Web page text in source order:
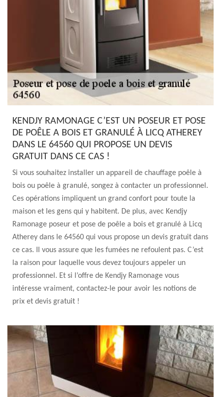
KENDJY RAMONAGE C’EST UN POSEUR ET POSE
DE POÊLE A BOIS ET GRANULÉ À LICQ ATHEREY
DANS LE 64560 QUI PROPOSE UN DEVIS
GRATUIT DANS CE CAS !
Si vous souhaitez installer un appareil de chauffage poêle à
bois ou poêle à granulé, songez à contacter un professionnel.
Ces opérations impliquent un grand confort pour toute la
maison et les gens qui y habitent. De plus, avec Kendjy
Ramonage poseur et pose de poêle a bois et granulé à Licq
Atherey dans le 64560 qui vous propose un devis gratuit dans
ce cas. Il vous assure que les fumées ne refoulent pas. C’est
la raison pour laquelle vous devez toujours appeler un
professionnel. Et si l’offre de Kendjy Ramonage vous
intéresse vraiment, contactez-le pour avoir les notions de
prix et devis gratuit !